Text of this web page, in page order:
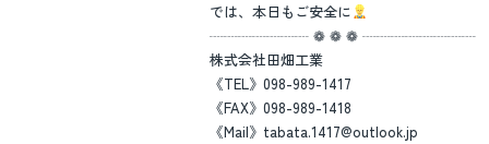
では、本日もご安全に
┈┈┈┈┈┈┈ ❁ ❁ ❁ ┈┈┈┈┈┈┈┈
株式会社田畑工業
《TEL》098-989-1417
《FAX》098-989-1418
《Mail》tabata.1417@outlook.jp